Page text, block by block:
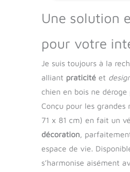
Une solution
pour votre
Je suis toujours à la
alliant praticité et
chien en bois ne
Conçu pour les
71 x 81 cm) en fait un
décoration,
espace de vie.
s’harmonise aisément